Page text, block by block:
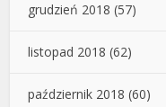
grudzień 2018 (57)
listopad 2018 (62)
październik 2018 (60)